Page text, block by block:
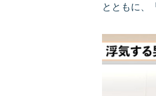
とともに、